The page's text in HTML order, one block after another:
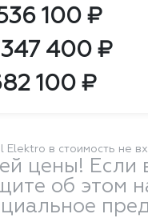
100 ₽
400 ₽
100 ₽
Elektro в стоимость не
цены! Если
об этом